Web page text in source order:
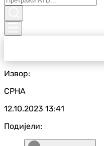
Извор:
СРНА
12.10.2023 13:41
Подијели: